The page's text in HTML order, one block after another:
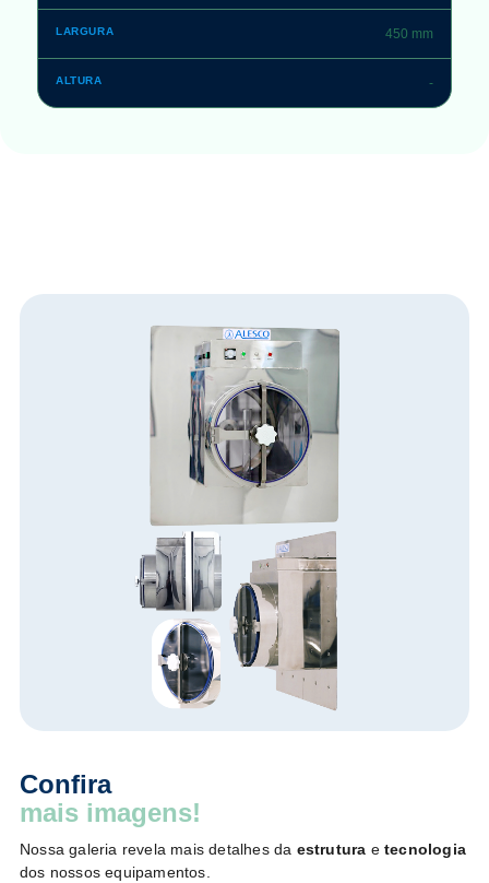
450 mm
-
Confira
mais imagens!
Nossa galeria revela mais detalhes da estrutura etecnologia
dos nossos equipamentos.